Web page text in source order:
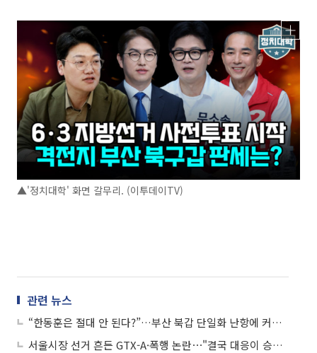
▲'정치대학' 화면 갈무리. (이투데이TV)
관련 뉴스
“한동훈은 절대 안 된다?”…부산 북갑 단일화 난항에 커지는 보수 내전
서울시장 선거 흔든 GTX-A·폭행 논란⋯"결국 대응이 승부 가른다"